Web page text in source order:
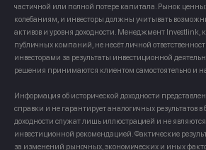
частичной или полной потере капитала. Рынок
колебаниям, и инвесторы должны учитывать
активов и уровня доходности. Менеджмент Investlink,
публичных компаний, не несёт личной
инвесторами за результаты инвестиционной
решения принимаются клиентом самостоятельно и
Информация об исторической доходности
справки и не гарантирует аналогичных результатов
доходности служат лишь иллюстрацией и не
инвестиционной рекомендацией. Фактические
за изменений рыночных, экономических и иных